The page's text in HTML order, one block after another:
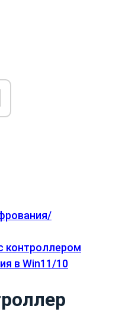
контроллером
в Win11/10